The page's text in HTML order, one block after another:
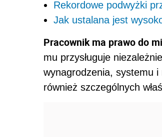
Rekordowe podwyżki
Jak ustalana jest
Pracownik ma prawo do
mu przysługuje
wynagrodzenia, systemu i
również szczególnych